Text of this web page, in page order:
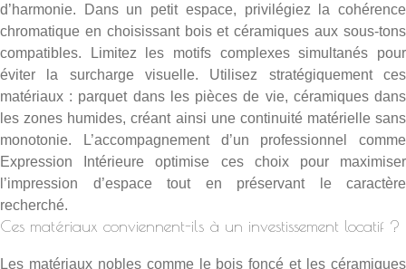
d’harmonie. Dans un petit espace, privilégiez la cohérence
chromatique en choisissant bois et céramiques aux sous-tons
compatibles. Limitez les motifs complexes simultanés pour
éviter la surcharge visuelle. Utilisez stratégiquement ces
matériaux : parquet dans les pièces de vie, céramiques dans
les zones humides, créant ainsi une continuité matérielle sans
monotonie. L’accompagnement d’un professionnel comme
Expression Intérieure optimise ces choix pour maximiser
l’impression d’espace tout en préservant le caractère
recherché.
Ces matériaux conviennent-ils à un investissement locatif ?
Les matériaux nobles comme le bois foncé et les céramiques